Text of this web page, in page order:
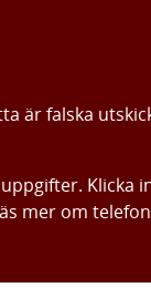
är falska
Klicka
mer om